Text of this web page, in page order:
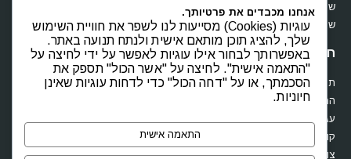
שולחנות
שידות וקומודות
חנות
תקנון
החשבון שלי
עגלת קניות
קופה
צור קשר
אנחנו מכבדים את פרטיותך.
עוגיות (Cookies) מסייעות לנו לשפר את חוויית השימוש
שלך, להציג תוכן מותאם אישית ולנתח תנועה באתר.
באפשרותך לבחור אילו עוגיות לאפשר על ידי לחיצה על
"התאמה אישית". לחיצה על "אשר הכול" תספק את
הסכמתך, או על "דחה הכול" כדי לדחות עוגיות שאינן
חיוניות.
התאמה אישית